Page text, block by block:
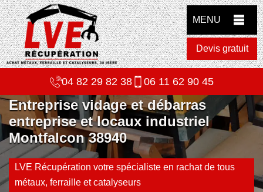
MENU
Devis gratuit
04 82 29 82 38 06 11 62 90 45
Entreprise vidage et débarras
entreprise et locaux industriel
Montfalcon 38940
LVE Récupération votre spécialiste en rachat de tous
métaux, ferraille et catalyseurs